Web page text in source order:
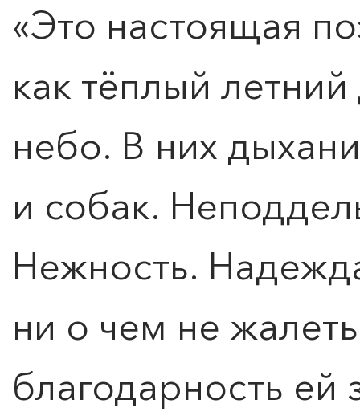
«Это настоящая
как тёплый
небо. В них
и собак.
Нежность.
ни о чем не
благодарность ей